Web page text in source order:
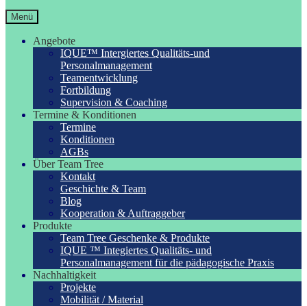
Menü
Angebote
IQUE™ Intergiertes Qualitäts-und
Personalmanagement
Teamentwicklung
Fortbildung
Supervision & Coaching
Termine & Konditionen
Termine
Konditionen
AGBs
Über Team Tree
Kontakt
Geschichte & Team
Blog
Kooperation & Auftraggeber
Produkte
Team Tree Geschenke & Produkte
IQUE ™ Integiertes Qualitäts- und
Personalmanagement für die pädagogische Praxis
Nachhaltigkeit
Projekte
Mobilität / Material